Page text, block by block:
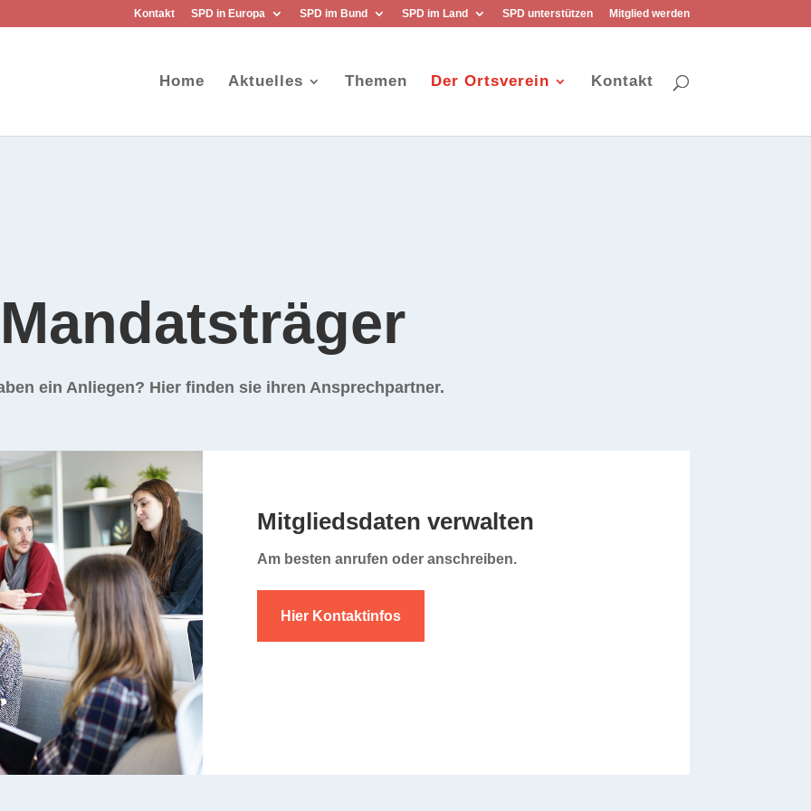
Kontakt SPD in Europa SPD im Bund SPD im Land SPD unterstützen Mitglied werden
Home Aktuelles Themen Der Ortsverein Kontakt
Mandatsträger
ein Anliegen? Hier finden sie ihren Ansprechpartner.
Mitgliedsdaten verwalten
Am besten anrufen oder anschreiben.
Hier Kontaktinfos